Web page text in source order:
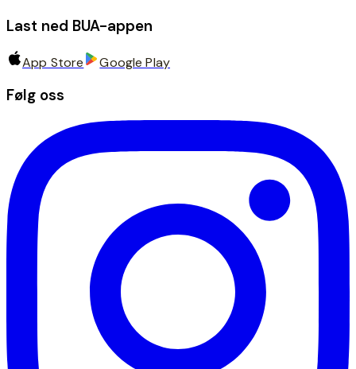
Last ned BUA-appen
App Store Google Play
Følg oss